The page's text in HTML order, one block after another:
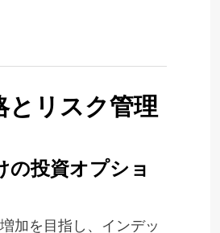
とリスク管理
の投資オプショ
加を目指し、インデッ